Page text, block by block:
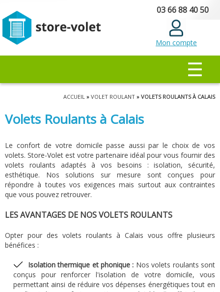
principal
03 66 88 40 50
Mon compte
☰
Vous êtes ici
ACCUEIL » VOLET ROULANT » VOLETS ROULANTS À CALAIS
Volets Roulants à Calais
Le confort de votre domicile passe aussi par le choix de vos
volets. Store-Volet est votre partenaire idéal pour vous fournir des
volets roulants adaptés à vos besoins : isolation, sécurité,
esthétique. Nos solutions sur mesure sont conçues pour
répondre à toutes vos exigences mais surtout aux contraintes
que vous pouvez retrouver.
LES AVANTAGES DE NOS VOLETS ROULANTS
Opter pour des volets roulants à Calais vous offre plusieurs
bénéfices :
Isolation thermique et phonique : Nos volets roulants sont
conçus pour renforcer l'isolation de votre domicile, vous
permettant ainsi de réduire vos dépenses énergétiques tout en